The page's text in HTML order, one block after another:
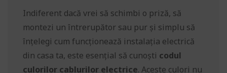
Indiferent dacă vrei să schimbi o priză, să
montezi un întrerupător sau pur și simplu să
înțelegi cum funcționează instalația electrică
din casa ta, este esențial să cunoști codul
culorilor cablurilor electrice. Aceste culori nu